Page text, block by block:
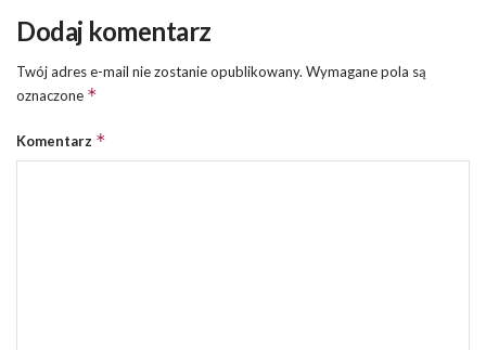
Dodaj komentarz
Twój adres e-mail nie zostanie opublikowany. Wymagane pola są
oznaczone *
Komentarz *